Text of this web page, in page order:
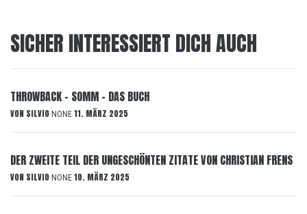
SICHER INTERESSIERT DICH AUCH
THROWBACK – SOMM – DAS BUCH
VON SILVIO NONE 11. MÄRZ 2025
DER ZWEITE TEIL DER UNGESCHÖNTEN ZITATE VON CHRISTIAN FRENS
VON SILVIO NONE 10. MÄRZ 2025